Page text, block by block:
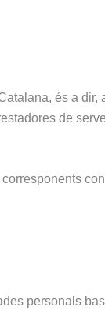
és a dir,
de
personals